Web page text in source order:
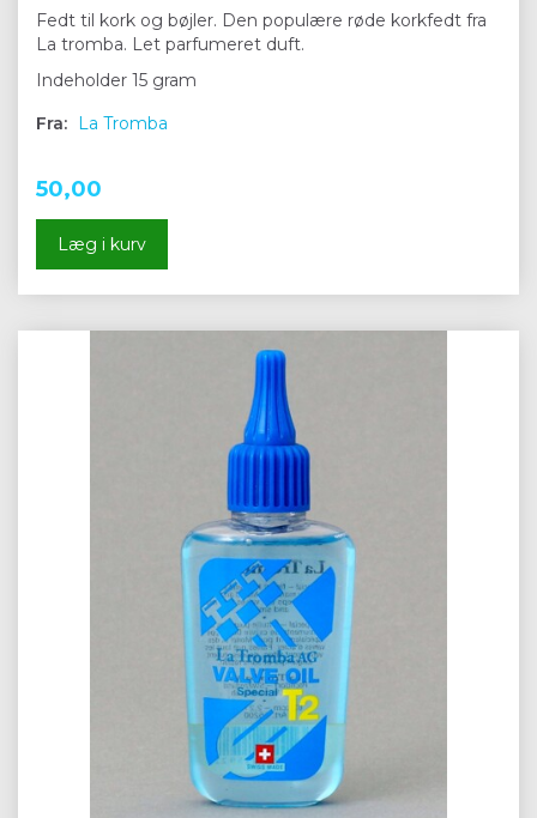
Fedt til kork og bøjler. Den populære røde korkfedt fra
La tromba. Let parfumeret duft.
Indeholder 15 gram
Fra: La Tromba
50,00
Læg i kurv